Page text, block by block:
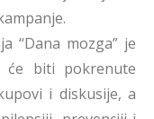
“Dana mozga” je
biti pokrenute
i diskusije, a